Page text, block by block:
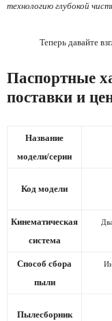
технологию глубокой
Теперь давайте
Паспортные
поставки и
Название
модели/серии
Код модели
Кинематическая
система
Способ сбора
пыли
Пылесборник